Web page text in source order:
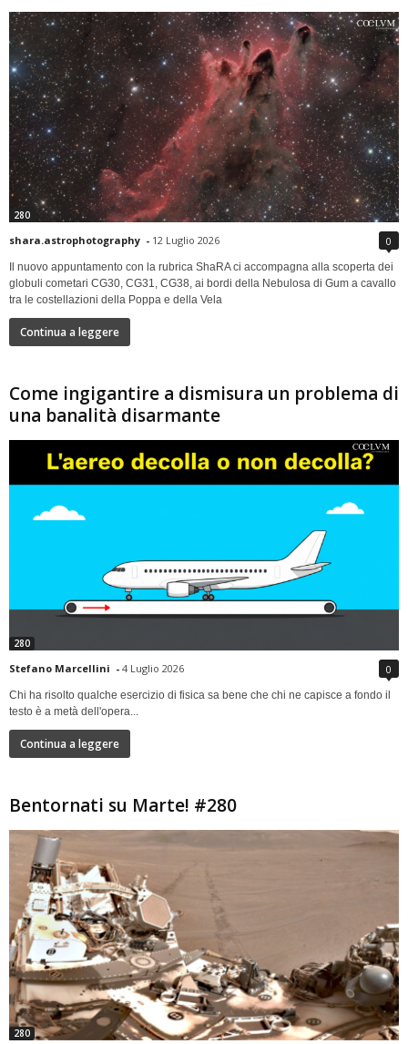
280
shara.astrophotography - 12 Luglio 2026 0
Il nuovo appuntamento con la rubrica ShaRA ci accompagna alla scoperta dei
globuli cometari CG30, CG31, CG38, ai bordi della Nebulosa di Gum a cavallo
tra le costellazioni della Poppa e della Vela
Continua a leggere
Come ingigantire a dismisura un problema di
una banalità disarmante
280
Stefano Marcellini - 4 Luglio 2026 0
Chi ha risolto qualche esercizio di fisica sa bene che chi ne capisce a fondo il
testo è a metà dell'opera...
Continua a leggere
Bentornati su Marte! #280
280